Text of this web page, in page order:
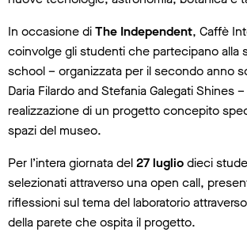
In occasione diThe Independent, Caffè
coinvolge gli studenti che partecipano alla
school – organizzata per il secondo anno
Daria Filardo and Stefania Galegati Shines
realizzazione di un progetto concepito
spazi del museo.
Per l’intera giornata del27 lugliodieci
selezionati attraverso una open call,
riflessioni sul tema del laboratorio
della parete che ospita il progetto.